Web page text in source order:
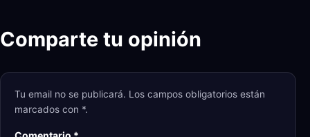
Comparte tu opinión
Tu email no se publicará. Los campos obligatorios están
marcados con *.